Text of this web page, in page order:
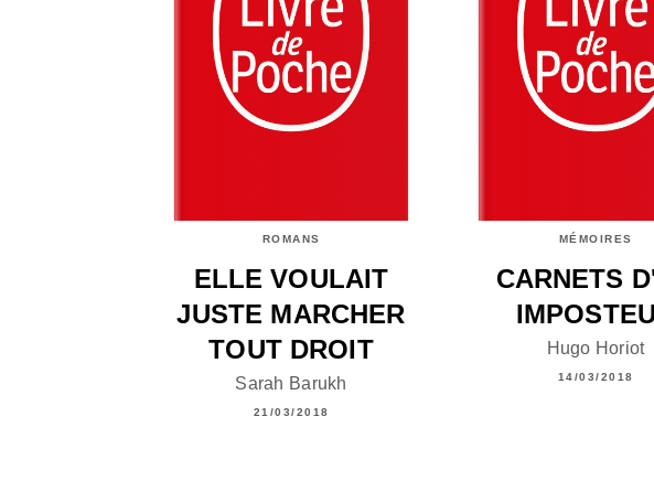
ROMANS
ELLE VOULAIT
JUSTE MARCHER
TOUT DROIT
Sarah Barukh
21/03/2018
MÉMOIRES
CARNETS
Hugo Horiot
14/03/2018